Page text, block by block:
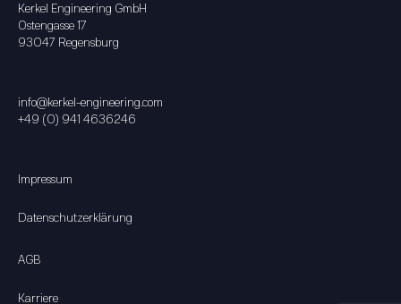
Kerkel Engineering GmbH
Ostengasse 17
93047 Regensburg
+49 (0) 941 4636246
info@kerkel-engineering.com
Impressum
Datenschutzerklärung
AGB
Karriere